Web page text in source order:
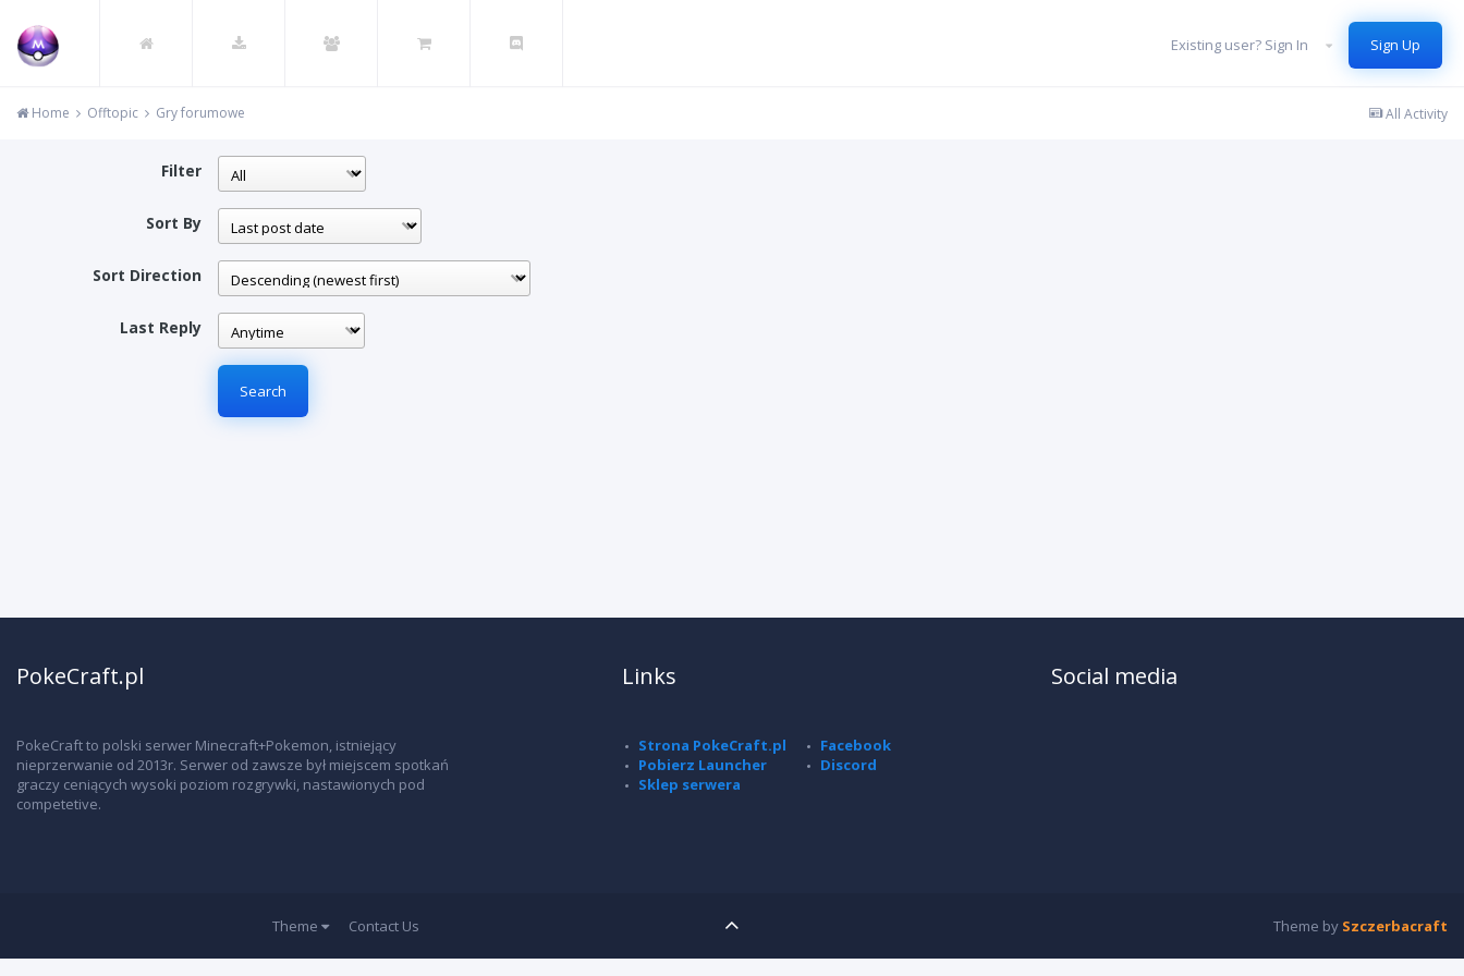
Existing user? Sign In Sign Up
All Activity
Home Offtopic Gry forumowe
Filter
Sort By
Sort Direction
Last Reply
Search
PokeCraft.pl
PokeCraft to polski serwer Minecraft+Pokemon, istniejący
nieprzerwanie od 2013r. Serwer od zawsze był miejscem spotkań
graczy ceniących wysoki poziom rozgrywki, nastawionych pod
competetive.
Links
Strona PokeCraft.pl
Pobierz Launcher
Sklep serwera
Facebook
Discord
Social media
Theme by Szczerbacraft
Theme Contact Us